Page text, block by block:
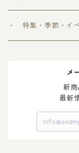
＞ 爽和場シリーズ
＞ 爽和場セット
・ 特集・季節・イ
＞ 母の日 2024
メ
新
最新